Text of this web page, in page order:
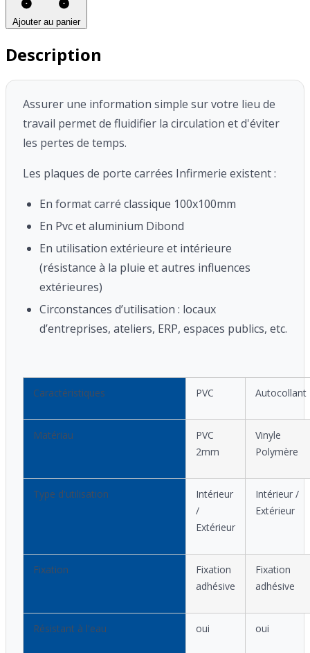
Ajouter au panier
Description
Assurer une information simple sur votre lieu de
travail permet de fluidifier la circulation et d'éviter
les pertes de temps.
Les plaques de porte carrées Infirmerie existent :
En format carré classique 100x100mm
En Pvc et aluminium Dibond
En utilisation extérieure et intérieure
(résistance à la pluie et autres influences
extérieures)
Circonstances d’utilisation : locaux
d’entreprises, ateliers, ERP, espaces publics, etc.
Caractéristiques PVC Autocollant
Matériau
PVC
2mm
Vinyle
Polymère
Type d'utilisation
Intérieur
/
Extérieur
Intérieur /
Extérieur
Fixation
Fixation
adhésive
Fixation
adhésive
Résistant à l'eau oui oui